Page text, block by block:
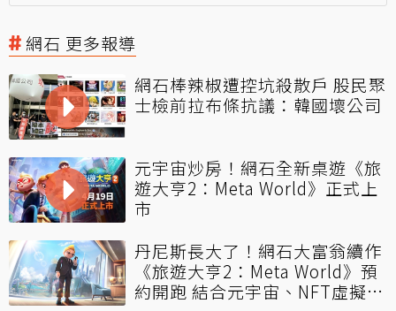
網石 更多報導
網石棒辣椒遭控坑殺散戶 股民聚
士檢前拉布條抗議：韓國壞公司
元宇宙炒房！網石全新桌遊《旅
遊大亨2：Meta World》正式上
市
丹尼斯長大了！網石大富翁續作
《旅遊大亨2：Meta World》預
約開跑 結合元宇宙、NFT虛擬置